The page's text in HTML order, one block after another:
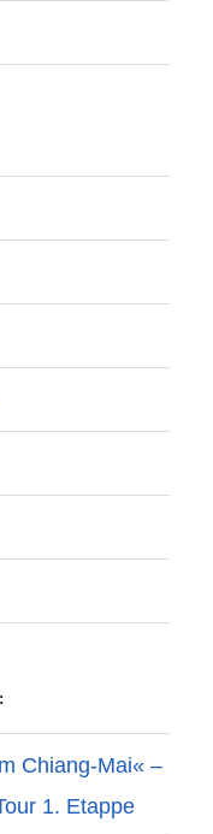
Chiang-Mai« –
1. Etappe